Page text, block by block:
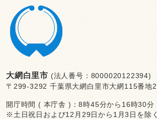
大網白里市 (法人番号：8000020122394)
〒299-3292 千葉県大網白里市大網115番地2
開庁時間 ( 本庁舎 )：8時45分から16時30分
※土日祝日および12月29日から1月3日を除く